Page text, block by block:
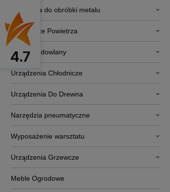
Narzędzia do obróbki metalu
Osuszacze Powietrza
Sprzęt budowlany
Urządzenia Chłodnicze
Urządzenia Do Drewna
Narzędzia pneumatyczne
Wyposażenie warsztatu
Urządzenia Grzewcze
Meble Ogrodowe
4.7